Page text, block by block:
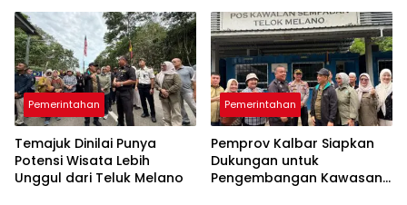
Pemerintahan
Temajuk Dinilai Punya
Potensi Wisata Lebih
Unggul dari Teluk Melano
Pemerintahan
Pemprov Kalbar Siapkan
Dukungan untuk
Pengembangan Kawasan